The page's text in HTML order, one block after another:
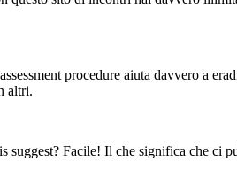
procedure aiuta davvero a
altri.
Facile! Il che significa che ci